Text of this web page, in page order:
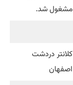
مشغول شد.
کلانتر دردشت
اصفهان